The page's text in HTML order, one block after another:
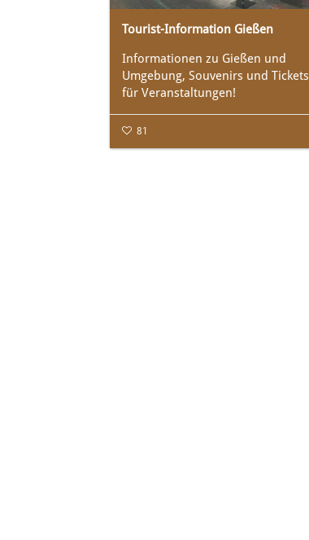
Tourist-Information Gießen
Informationen zu Gießen und
Umgebung, Souvenirs und Tickets
für Veranstaltungen!
81